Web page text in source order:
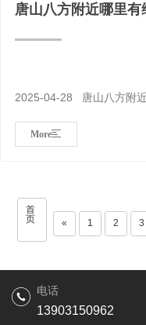
唐山八方附近哪里有
2025-04-28 唐山八方附近
More
首
页
« 1 2 3
电话
13903150962